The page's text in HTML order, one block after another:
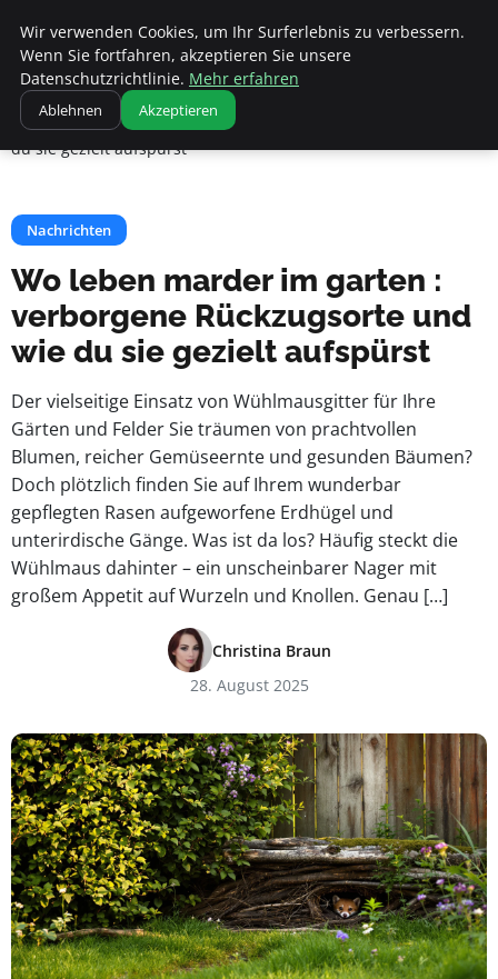
Apemania Shop
Startseite
Nachrichten
Wo leben marder im garten : verborgene Rückzugsorte und wie
du sie gezielt aufspürst
Nachrichten
Wo leben marder im garten :
verborgene Rückzugsorte und
wie du sie gezielt aufspürst
Der vielseitige Einsatz von Wühlmausgitter für Ihre
Gärten und Felder Sie träumen von prachtvollen
Blumen, reicher Gemüseernte und gesunden Bäumen?
Doch plötzlich finden Sie auf Ihrem wunderbar
gepflegten Rasen aufgeworfene Erdhügel und
unterirdische Gänge. Was ist da los? Häufig steckt die
Wühlmaus dahinter – ein unscheinbarer Nager mit
großem Appetit auf Wurzeln und Knollen. Genau […]
Christina Braun
28. August 2025
Wir verwenden Cookies, um Ihr Surferlebnis zu verbessern.
Wenn Sie fortfahren, akzeptieren Sie unsere
Datenschutzrichtlinie. Mehr erfahren
Ablehnen Akzeptieren